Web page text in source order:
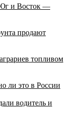
Юг и Восток —
продают
топливом
ли это в России
водитель и